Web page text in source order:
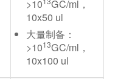
>10
GC/ml，
10x50 ul
⼤量制备：
>1013GC/ml，
10x100 ul